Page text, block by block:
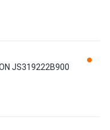
JS319222B900